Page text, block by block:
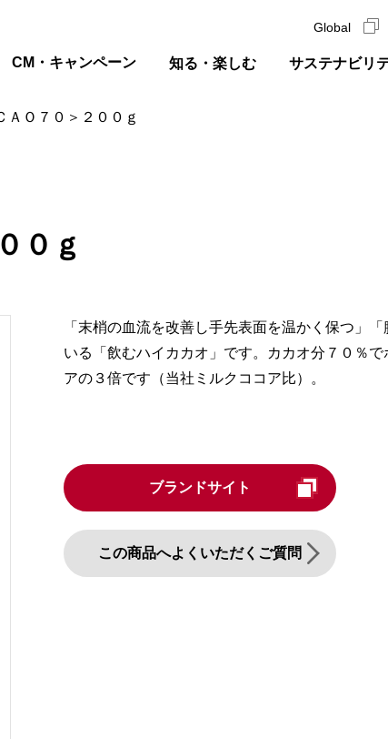
CM・キャンペーン 知る・楽しむ サステナビリ
Global
ＡＯ７０＞２００ｇ
０ｇ
「末梢の血流を改善し手先表面を温かく保つ」
いる「飲むハイカカオ」です。カカオ分７０％
アの３倍です（当社ミルクココア比）。
ブランドサイト
この商品へよくいただくご質問